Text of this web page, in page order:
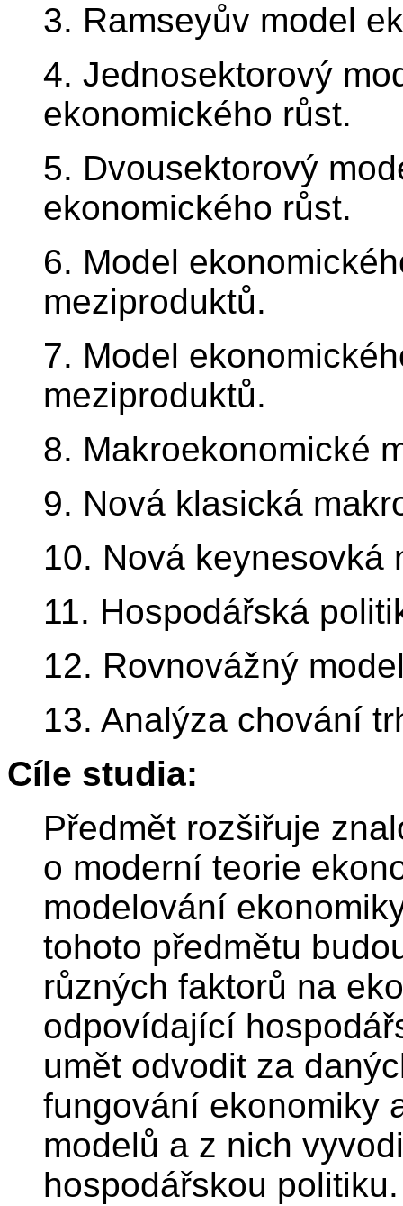
3. Ramseyův model
4. Jednosektorový
ekonomického růst.
5. Dvousektorový
ekonomického růst.
6. Model
meziproduktů.
7. Model
meziproduktů.
8. Makroekonomické
9. Nová klasická
10. Nová keynesovká
11. Hospodářská
12. Rovnovážný
13. Analýza chování
Cíle studia:
Předmět rozšiřuje
o moderní teorie
modelování
tohoto předmětu
různých faktorů na
odpovídající
umět odvodit za
fungování ekonomiky
modelů a z nich
hospodářskou politiku.